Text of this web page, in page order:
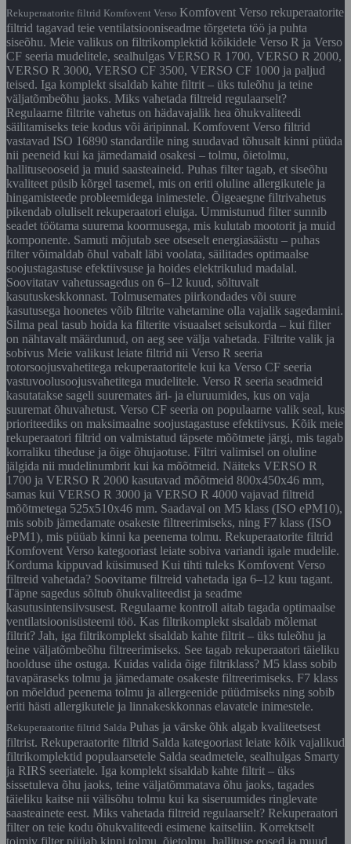
Rekuperaatorite filtrid Komfovent Verso Komfovent Verso rekuperaatorite
filtrid tagavad teie ventilatsiooniseadme tõrgeteta töö ja puhta
siseõhu. Meie valikus on filtrikomplektid kõikidele Verso R ja Verso
CF seeria mudelitele, sealhulgas VERSO R 1700, VERSO R 2000,
VERSO R 3000, VERSO CF 3500, VERSO CF 1000 ja paljud
teised. Iga komplekt sisaldab kahte filtrit – üks tuleõhu ja teine
väljatõmbeõhu jaoks. Miks vahetada filtreid regulaarselt?
Regulaarne filtrite vahetus on hädavajalik hea õhukvaliteedi
säilitamiseks teie kodus või äripinnal. Komfovent Verso filtrid
vastavad ISO 16890 standardile ning suudavad tõhusalt kinni püüda
nii peeneid kui ka jämedamaid osakesi – tolmu, õietolmu,
hallituseooseid ja muid saasteaineid. Puhas filter tagab, et siseõhu
kvaliteet püsib kõrgel tasemel, mis on eriti oluline allergikutele ja
hingamisteede probleemidega inimestele. Õigeaegne filtrivahetus
pikendab oluliselt rekuperaatori eluiga. Ummistunud filter sunnib
seadet töötama suurema koormusega, mis kulutab mootorit ja muid
komponente. Samuti mõjutab see otseselt energiasäästu – puhas
filter võimaldab õhul vabalt läbi voolata, säilitades optimaalse
soojustagastuse efektiivsuse ja hoides elektrikulud madalal.
Soovitatav vahetussagedus on 6–12 kuud, sõltuvalt
kasutuskeskkonnast. Tolmusemates piirkondades või suure
kasutusega hoonetes võib filtrite vahetamine olla vajalik sagedamini.
Silma peal tasub hoida ka filterite visuaalset seisukorda – kui filter
on nähtavalt määrdunud, on aeg see välja vahetada. Filtrite valik ja
sobivus Meie valikust leiate filtrid nii Verso R seeria
rotorsoojusvahetitega rekuperaatoritele kui ka Verso CF seeria
vastuvoolusoojusvahetitega mudelitele. Verso R seeria seadmeid
kasutatakse sageli suuremates äri- ja eluruumides, kus on vaja
suuremat õhuvahetust. Verso CF seeria on populaarne valik seal, kus
prioriteediks on maksimaalne soojustagastuse efektiivsus. Kõik meie
rekuperaatori filtrid on valmistatud täpsete mõõtmete järgi, mis tagab
korraliku tiheduse ja õige õhujaotuse. Filtri valimisel on oluline
jälgida nii mudelinumbrit kui ka mõõtmeid. Näiteks VERSO R
1700 ja VERSO R 2000 kasutavad mõõtmeid 800x450x46 mm,
samas kui VERSO R 3000 ja VERSO R 4000 vajavad filtreid
mõõtmetega 525x510x46 mm. Saadaval on M5 klass (ISO ePM10),
mis sobib jämedamate osakeste filtreerimiseks, ning F7 klass (ISO
ePM1), mis püüab kinni ka peenema tolmu. Rekuperaatorite filtrid
Komfovent Verso kategooriast leiate sobiva variandi igale mudelile.
Korduma kippuvad küsimused Kui tihti tuleks Komfovent Verso
filtreid vahetada? Soovitame filtreid vahetada iga 6–12 kuu tagant.
Täpne sagedus sõltub õhukvaliteedist ja seadme
kasutusintensiivsusest. Regulaarne kontroll aitab tagada optimaalse
ventilatsioonisüsteemi töö. Kas filtrikomplekt sisaldab mõlemat
filtrit? Jah, iga filtrikomplekt sisaldab kahte filtrit – üks tuleõhu ja
teine väljatõmbeõhu filtreerimiseks. See tagab rekuperaatori täieliku
hoolduse ühe ostuga. Kuidas valida õige filtriklass? M5 klass sobib
tavapäraseks tolmu ja jämedamate osakeste filtreerimiseks. F7 klass
on mõeldud peenema tolmu ja allergeenide püüdmiseks ning sobib
eriti hästi allergikutele ja linnakeskkonnas elavatele inimestele.
Rekuperaatorite filtrid Salda Puhas ja värske õhk algab kvaliteetsest
filtrist. Rekuperaatorite filtrid Salda kategooriast leiate kõik vajalikud
filtrikomplektid populaarsetele Salda seadmetele, sealhulgas Smarty
ja RIRS seeriatele. Iga komplekt sisaldab kahte filtrit – üks
sissetuleva õhu jaoks, teine väljatõmmatava õhu jaoks, tagades
täieliku kaitse nii välisõhu tolmu kui ka siseruumides ringlevate
saasteainete eest. Miks vahetada filtreid regulaarselt? Rekuperaatori
filter on teie kodu õhukvaliteedi esimene kaitseliin. Korrektselt